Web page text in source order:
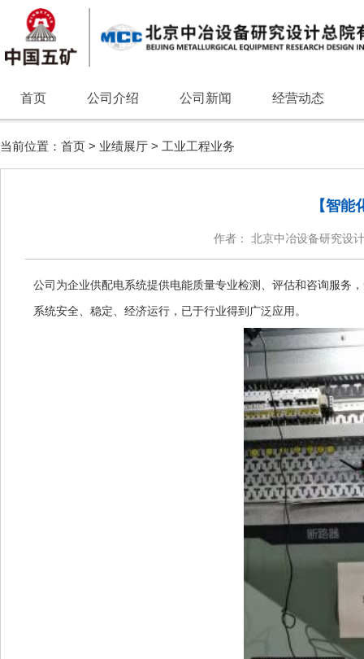
首页 公司介绍 公司新闻 经营动态
当前位置： 首页 > 业绩展厅 > 工业工程业务
【智
作者： 北京中冶设备研究设
公司为企业供配电系统提供电能质量专业检测、评估和咨询服务
系统安全、稳定、经济运行，已于行业得到广泛应用。